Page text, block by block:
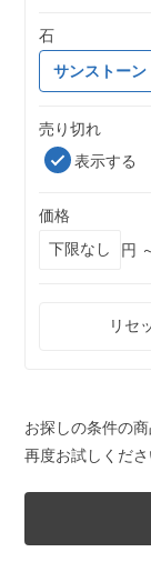
石
サンストーン
売り切れ
表示する
価格
円
リセ
お探しの条件の
再度お試しくださ